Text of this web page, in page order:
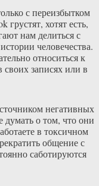
с переизбытком
хотят есть,
нам делиться с
человечества.
относиться к
своих записях или в
негативных
о том, что они
в токсичном
общение с
саботируются